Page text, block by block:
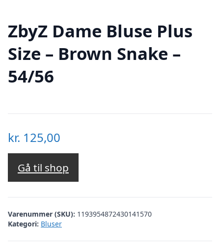
ZbyZ Dame Bluse Plus
Size – Brown Snake –
54/56
kr. 125,00
Gå til shop
Varenummer (SKU): 1193954872430141570
Kategori: Bluser